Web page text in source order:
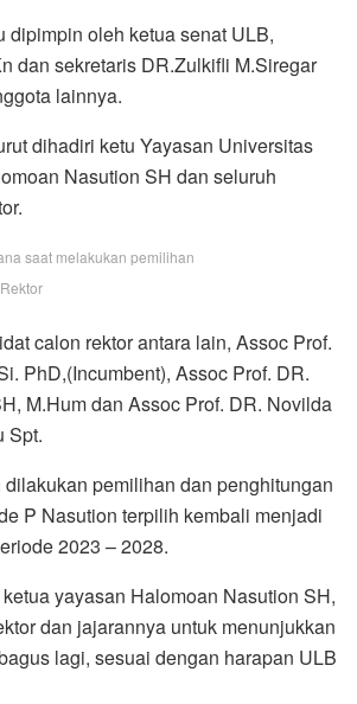
dipimpin oleh ketua senat ULB,
dan sekretaris DR.Zulkifli M.Siregar
lainnya.
dihadiri ketu Yayasan Universitas
Nasution SH dan seluruh
saat melakukan pemilihan
Rektor
calon rektor antara lain, Assoc Prof.
PhD,(Incumbent), Assoc Prof. DR.
M.Hum dan Assoc Prof. DR. Novilda
Spt.
pemilihan dan penghitungan
P Nasution terpilih kembali menjadi
2023 – 2028.
yayasan Halomoan Nasution SH,
dan jajarannya untuk menunjukkan
lagi, sesuai dengan harapan ULB